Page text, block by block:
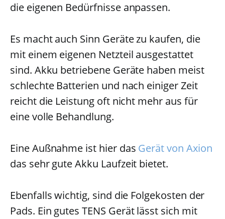
die eigenen Bedürfnisse anpassen.
Es macht auch Sinn Geräte zu kaufen, die
mit einem eigenen Netzteil ausgestattet
sind. Akku betriebene Geräte haben meist
schlechte Batterien und nach einiger Zeit
reicht die Leistung oft nicht mehr aus für
eine volle Behandlung.
Eine Außnahme ist hier das Gerät von Axion
das sehr gute Akku Laufzeit bietet.
Ebenfalls wichtig, sind die Folgekosten der
Pads. Ein gutes TENS Gerät lässt sich mit